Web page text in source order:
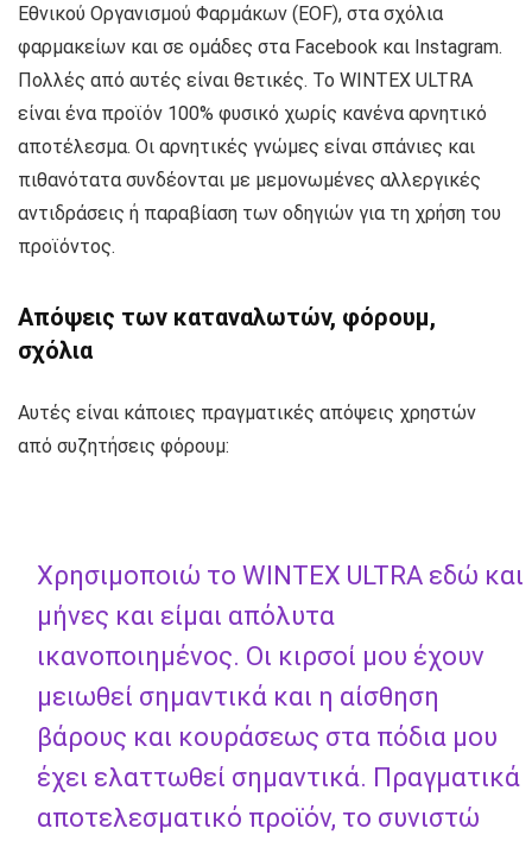
Εθνικού Οργανισμού Φαρμάκων (EOF), στα σχόλια
φαρμακείων και σε ομάδες στα Facebook και Instagram.
Πολλές από αυτές είναι θετικές. Το WINTEX ULTRA
είναι ένα προϊόν 100% φυσικό χωρίς κανένα αρνητικό
αποτέλεσμα. Οι αρνητικές γνώμες είναι σπάνιες και
πιθανότατα συνδέονται με μεμονωμένες αλλεργικές
αντιδράσεις ή παραβίαση των οδηγιών για τη χρήση του
προϊόντος.
Απόψεις των καταναλωτών, φόρουμ,
σχόλια
Αυτές είναι κάποιες πραγματικές απόψεις χρηστών
από συζητήσεις φόρουμ:
Χρησιμοποιώ το WINTEX ULTRA εδώ και
μήνες και είμαι απόλυτα
ικανοποιημένος. Οι κιρσοί μου έχουν
μειωθεί σημαντικά και η αίσθηση
βάρους και κουράσεως στα πόδια μου
έχει ελαττωθεί σημαντικά. Πραγματικά
αποτελεσματικό προϊόν, το συνιστώ